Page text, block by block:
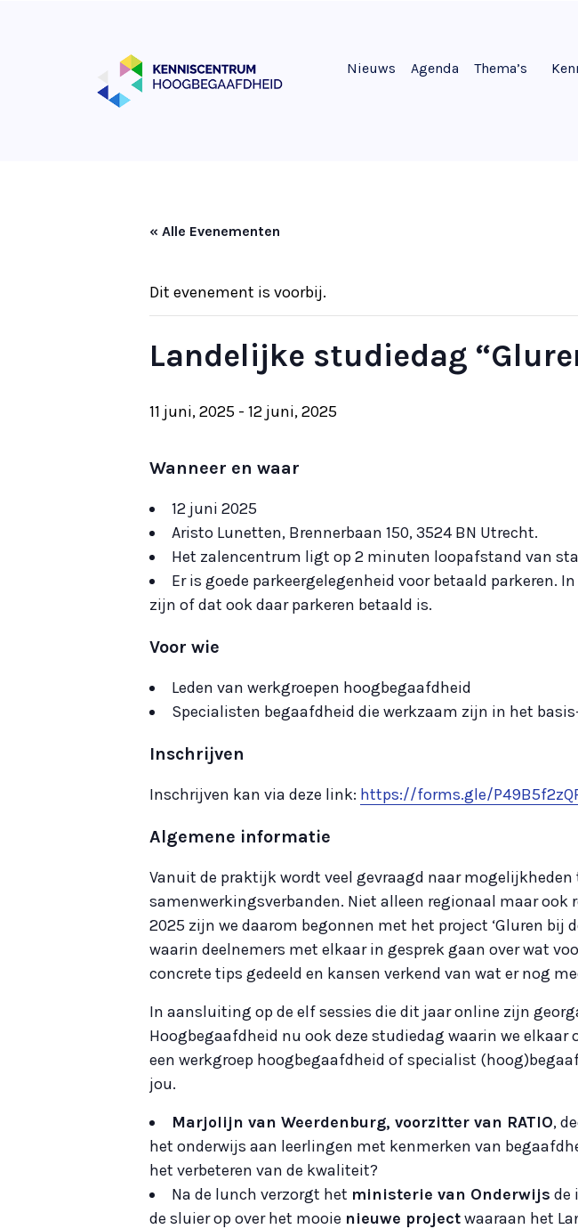
Nieuws Agenda Thema’s
« Alle Evenementen
Dit evenement is voorbij.
Landelijke studiedag
11 juni, 2025 - 12 juni, 2025
Wanneer en waar
12 juni 2025
Aristo Lunetten, Brennerbaan 150, 3524 BN Utrecht.
Het zalencentrum ligt op 2 minuten loopafstand van
Er is goede parkeergelegenheid voor betaald parkeren.
zijn of dat ook daar parkeren betaald is.
Voor wie
Leden van werkgroepen hoogbegaafdheid
Specialisten begaafdheid die werkzaam zijn in het
Inschrijven
Inschrijven kan via deze link: https://forms.gle/
Algemene informatie
Vanuit de praktijk wordt veel gevraagd naar
samenwerkingsverbanden. Niet alleen regionaal maar
2025 zijn we daarom begonnen met het project ‘Gluren bij
waarin deelnemers met elkaar in gesprek gaan over wat
concrete tips gedeeld en kansen verkend van wat er nog
In aansluiting op de elf sessies die dit jaar online zijn
Hoogbegaafdheid nu ook deze studiedag waarin we
een werkgroep hoogbegaafdheid of specialist
jou.
Marjolijn van Weerdenburg, voorzitter van RATIO,
het onderwijs aan leerlingen met kenmerken van
het verbeteren van de kwaliteit?
Na de lunch verzorgt het ministerie van Onderwijs de
de sluier op over het mooie nieuwe projectwaaraan het